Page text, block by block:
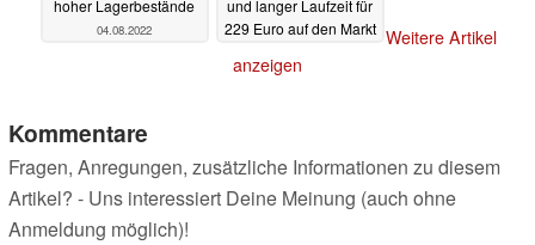
hoher Lagerbestände
04.08.2022
und langer Laufzeit für
229 Euro auf den Markt Weitere Artikel
anzeigen
Kommentare
Fragen, Anregungen, zusätzliche Informationen zu diesem
Artikel? - Uns interessiert Deine Meinung (auch ohne
Anmeldung möglich)!